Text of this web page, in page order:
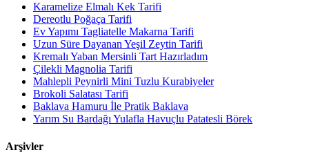
Karamelize Elmalı Kek Tarifi
Dereotlu Poğaça Tarifi
Ev Yapımı Tagliatelle Makarna Tarifi
Uzun Süre Dayanan Yeşil Zeytin Tarifi
Kremalı Yaban Mersinli Tart Hazırladım
Çilekli Magnolia Tarifi
Mahlepli Peynirli Mini Tuzlu Kurabiyeler
Brokoli Salatası Tarifi
Baklava Hamuru İle Pratik Baklava
Yarım Su Bardağı Yulafla Havuçlu Patatesli Börek
Arşivler